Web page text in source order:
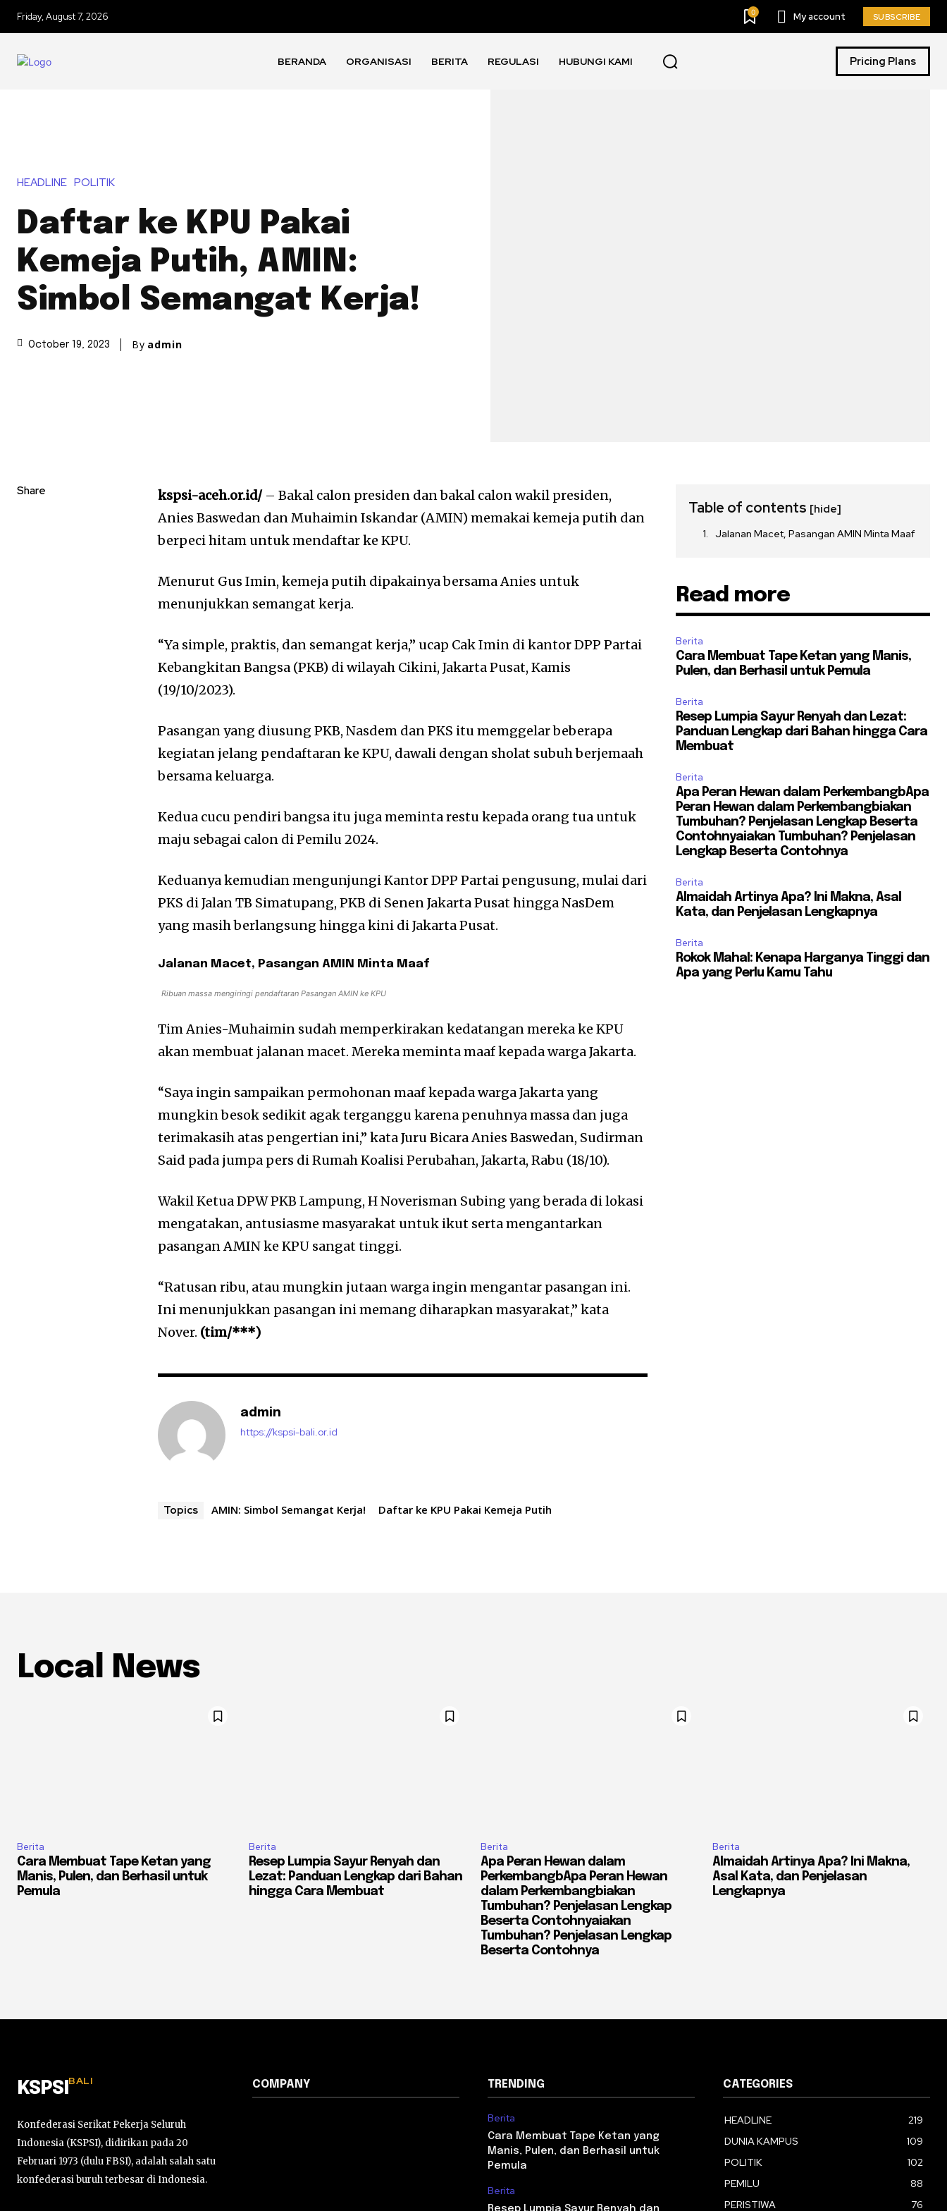
Friday, August 7, 2026 0 My account SUBSCRIBE
BERANDA ORGANISASI BERITA REGULASI HUBUNGI KAMI Pricing Plans
HEADLINE POLITIK
Daftar ke KPU Pakai
Kemeja Putih, AMIN:
Simbol Semangat Kerja!
October 19, 2023 By admin
Share kspsi-aceh.or.id/– Bakal calon presiden dan bakal calon wakil presiden,
Anies Baswedan dan Muhaimin Iskandar (AMIN) memakai kemeja putih dan
berpeci hitam untuk mendaftar ke KPU.
Menurut Gus Imin, kemeja putih dipakainya bersama Anies untuk
menunjukkan semangat kerja.
“Ya simple, praktis, dan semangat kerja,” ucap Cak Imin di kantor DPP Partai
Kebangkitan Bangsa (PKB) di wilayah Cikini, Jakarta Pusat, Kamis
(19/10/2023).
Pasangan yang diusung PKB, Nasdem dan PKS itu memggelar beberapa
kegiatan jelang pendaftaran ke KPU, dawali dengan sholat subuh berjemaah
bersama keluarga.
Kedua cucu pendiri bangsa itu juga meminta restu kepada orang tua untuk
maju sebagai calon di Pemilu 2024.
Keduanya kemudian mengunjungi Kantor DPP Partai pengusung, mulai dari
PKS di Jalan TB Simatupang, PKB di Senen Jakarta Pusat hingga NasDem
yang masih berlangsung hingga kini di Jakarta Pusat.
Jalanan Macet, Pasangan AMIN Minta Maaf
Ribuan massa mengiringi pendaftaran Pasangan AMIN ke KPU
Tim Anies-Muhaimin sudah memperkirakan kedatangan mereka ke KPU
akan membuat jalanan macet. Mereka meminta maaf kepada warga Jakarta.
“Saya ingin sampaikan permohonan maaf kepada warga Jakarta yang
mungkin besok sedikit agak terganggu karena penuhnya massa dan juga
terimakasih atas pengertian ini,” kata Juru Bicara Anies Baswedan, Sudirman
Said pada jumpa pers di Rumah Koalisi Perubahan, Jakarta, Rabu (18/10).
Wakil Ketua DPW PKB Lampung, H Noverisman Subing yang berada di lokasi
mengatakan, antusiasme masyarakat untuk ikut serta mengantarkan
pasangan AMIN ke KPU sangat tinggi.
“Ratusan ribu, atau mungkin jutaan warga ingin mengantar pasangan ini.
Ini menunjukkan pasangan ini memang diharapkan masyarakat,” kata
Nover. (tim/***)
admin
https://kspsi-bali.or.id
Topics AMIN: Simbol Semangat Kerja! Daftar ke KPU Pakai Kemeja Putih
Table of contents [hide]
Jalanan Macet, Pasangan AMIN Minta Maaf
Read more
Berita
Cara Membuat Tape Ketan yang Manis,
Pulen, dan Berhasil untuk Pemula
Berita
Resep Lumpia Sayur Renyah dan Lezat:
Panduan Lengkap dari Bahan hingga Cara
Membuat
Berita
Apa Peran Hewan dalam PerkembangbApa
Peran Hewan dalam Perkembangbiakan
Tumbuhan? Penjelasan Lengkap Beserta
Contohnyaiakan Tumbuhan? Penjelasan
Lengkap Beserta Contohnya
Berita
Almaidah Artinya Apa? Ini Makna, Asal
Kata, dan Penjelasan Lengkapnya
Berita
Rokok Mahal: Kenapa Harganya Tinggi dan
Apa yang Perlu Kamu Tahu
Local News
Berita
Cara Membuat Tape Ketan yang
Manis, Pulen, dan Berhasil untuk
Pemula
Berita
Resep Lumpia Sayur Renyah dan
Lezat: Panduan Lengkap dari Bahan
hingga Cara Membuat
Berita
Apa Peran Hewan dalam
PerkembangbApa Peran Hewan
dalam Perkembangbiakan
Tumbuhan? Penjelasan Lengkap
Beserta Contohnyaiakan
Tumbuhan? Penjelasan Lengkap
Beserta Contohnya
Berita
Almaidah Artinya Apa? Ini Makna,
Asal Kata, dan Penjelasan
Lengkapnya
KSPSI BALI
Konfederasi Serikat Pekerja Seluruh
Indonesia (KSPSI), didirikan pada 20
Februari 1973 (dulu FBSI), adalah salah satu
konfederasi buruh terbesar di Indonesia.
COMPANY TRENDING
Berita
Cara Membuat Tape Ketan yang
Manis, Pulen, dan Berhasil untuk
Pemula
Berita
Resep Lumpia Sayur Renyah dan
CATEGORIES
HEADLINE
219
DUNIA KAMPUS
109
POLITIK
102
PEMILU
88
PERISTIWA
76